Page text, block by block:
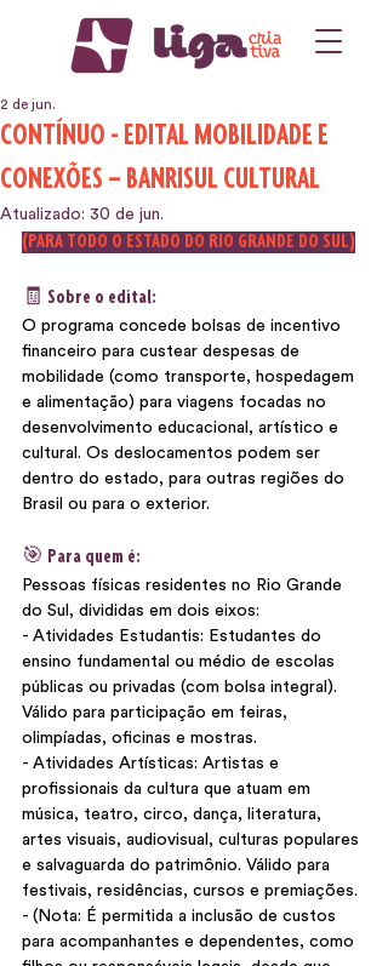
CONTÍNUO - EDITAL MOBILIDADE E
CONEXÕES – BANRISUL CULTURAL
2 de jun.
Atualizado: 30 de jun.
(PARA TODO O ESTADO DO RIO GRANDE DO SUL)
🧾 Sobre o edital:
O programa concede bolsas de incentivo
financeiro para custear despesas de
mobilidade (como transporte, hospedagem
e alimentação) para viagens focadas no
desenvolvimento educacional, artístico e
cultural. Os deslocamentos podem ser
dentro do estado, para outras regiões do
Brasil ou para o exterior.
🎯 Para quem é:
Pessoas físicas residentes no Rio Grande
do Sul, divididas em dois eixos:
- Atividades Estudantis: Estudantes do
ensino fundamental ou médio de escolas
públicas ou privadas (com bolsa integral).
Válido para participação em feiras,
olimpíadas, oficinas e mostras.
- Atividades Artísticas: Artistas e
profissionais da cultura que atuam em
música, teatro, circo, dança, literatura,
artes visuais, audiovisual, culturas populares
e salvaguarda do patrimônio. Válido para
festivais, residências, cursos e premiações.
- (Nota: É permitida a inclusão de custos
para acompanhantes e dependentes, como